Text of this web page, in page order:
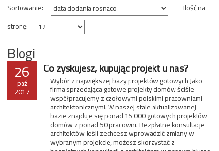
Sortowanie:
Ilość na
stronę:
Blogi
26
paź
2017
Co zyskujesz, kupując projekt u nas?
Wybór z największej bazy projektów gotowych Jako
firma sprzedająca gotowe projekty domów ściśle
współpracujemy z czołowymi polskimi pracowniami
architektonicznymi. W naszej stale aktualizowanej
bazie znajduje się ponad 15 000 gotowych projektów
domów z ponad 50 pracowni. Bezpłatne konsultacje
architektów Jeśli zechcesz wprowadzić zmiany w
wybranym projekcie, możesz skorzystać z